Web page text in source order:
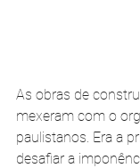
As obras de
mexeram com o
paulistanos. Era a
desafiar a